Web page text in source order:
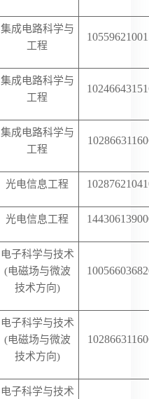
集成电路科学与
工程
集成电路科学与
工程
集成电路科学与
工程
光电信息工程
光电信息工程
电子科学与技术
(电磁场与微波
技术方向)
电子科学与技术
(电磁场与微波
技术方向)
电子科学与技术